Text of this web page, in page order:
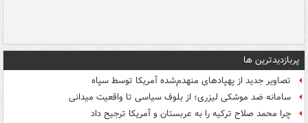
پربازدیدترین ها
تصاویر جدید از پهپادهای منهدم‌شده آمریکا توسط سپاه
سامانه ضد موشکی لیزری؛ از بلوف سیاسی تا واقعیت میدانی
چرا محمد صلاح ترکیه را به عربستان و آمریکا ترجیح داد